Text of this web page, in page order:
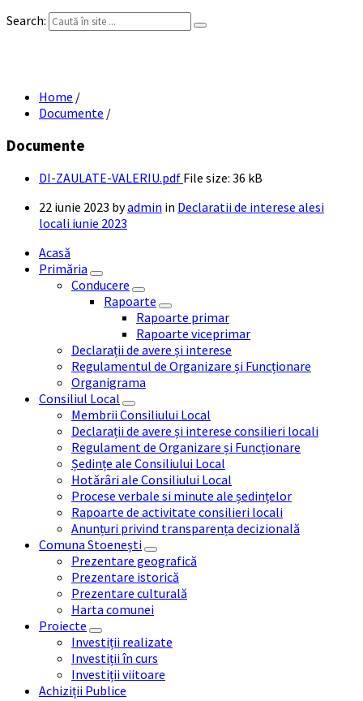
Search:
Home /
Documente /
Documente
DI-ZAULATE-VALERIU.pdf File size: 36 kB
22 iunie 2023 byadmin in Declaratii de interese alesi
locali iunie 2023
Acasă
Primăria
Conducere
Rapoarte
Rapoarte primar
Rapoarte viceprimar
Declarații de avere și interese
Regulamentul de Organizare și Funcționare
Organigrama
Consiliul Local
Membrii Consiliului Local
Declarații de avere și interese consilieri locali
Regulament de Organizare și Funcționare
Ședințe ale Consiliului Local
Hotărâri ale Consiliului Local
Procese verbale si minute ale ședințelor
Rapoarte de activitate consilieri locali
Anunțuri privind transparența decizională
Comuna Stoenești
Prezentare geografică
Prezentare istorică
Prezentare culturală
Harta comunei
Proiecte
Investiții realizate
Investiții în curs
Investiții viitoare
Achiziții Publice